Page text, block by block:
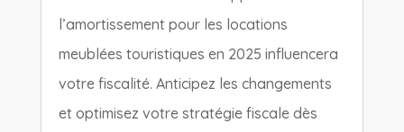
l’amortissement pour les locations
meublées touristiques en 2025 influencera
votre fiscalité. Anticipez les changements
et optimisez votre stratégie fiscale dès